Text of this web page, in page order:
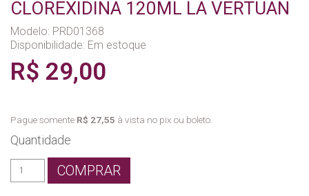
CLOREXIDINA 120ML LA VERTUAN
Modelo: PRD01368
Disponibilidade: Em estoque
R$ 29,00
Pague somente R$ 27,55 à vista no pix ou boleto.
Quantidade
COMPRAR